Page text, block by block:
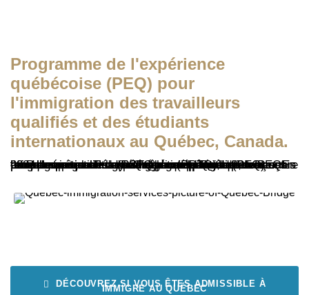
Programme de l'expérience
québécoise (PEQ) pour
l'immigration des travailleurs
qualifiés et des étudiants
internationaux au Québec, Canada.
Le Programme de l'expérience québécoise (PEQ) est l'une des initiatives d'immigration du Québec conçues pour les personnes ayant des compétences en français et une expérience de travail légale dans la province. En tant que programme d'immigration prioritaire, le PEQ offre un traitement accéléré par rapport à d'autres programmes, comme le Programme régulier des travailleurs qualifiés du Québec (PRTQ), qui sera remplacé par le Programme de sélection des travailleurs qualifiés (PSTQ) à compter du 29 novembre 2024.
DÉCOUVREZ SI VOUS ÊTES ADMISSIBLE À
IMMIGRE AU QUÉBEC